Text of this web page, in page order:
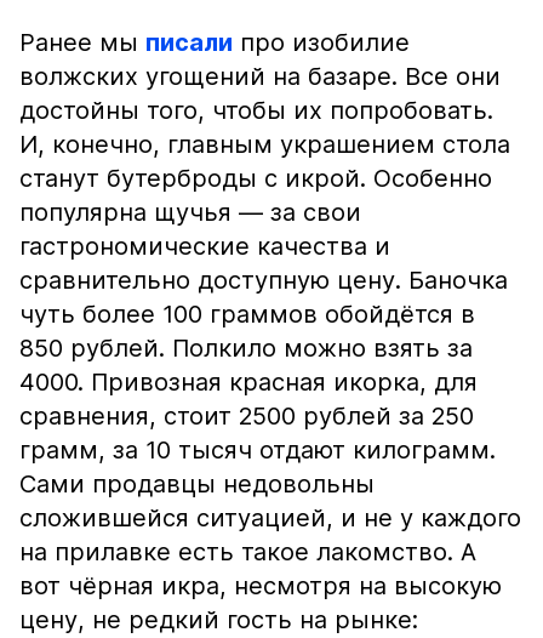
Ранее мы писали про изобилие
волжских угощений на базаре. Все они
достойны того, чтобы их попробовать.
И, конечно, главным украшением стола
станут бутерброды с икрой. Особенно
популярна щучья — за свои
гастрономические качества и
сравнительно доступную цену. Баночка
чуть более 100 граммов обойдётся в
850 рублей. Полкило можно взять за
4000. Привозная красная икорка, для
сравнения, стоит 2500 рублей за 250
грамм, за 10 тысяч отдают килограмм.
Сами продавцы недовольны
сложившейся ситуацией, и не у каждого
на прилавке есть такое лакомство. А
вот чёрная икра, несмотря на высокую
цену, не редкий гость на рынке: